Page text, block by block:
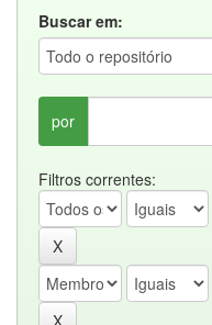
Buscar em:
por
Filtros correntes: